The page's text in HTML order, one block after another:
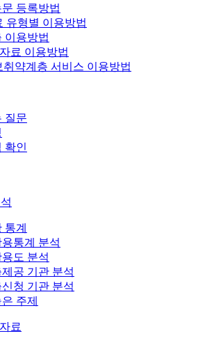
등록방법
유형별 이용방법
이용방법
료 이용방법
취약계층 서비스 이용방법
질문
확인
통계
통계 분석
도 분석
공 기관 분석
청 기관 분석
주제
료